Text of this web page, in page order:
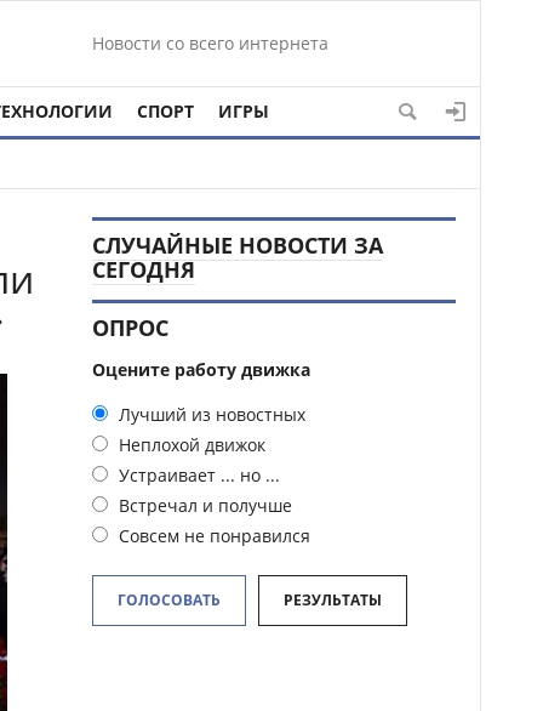
Новости со всего интернета
СПОРТ ИГРЫ
СЛУЧАЙНЫЕ НОВОСТИ ЗА
СЕГОДНЯ
ОПРОС
Оцените работу движка
Лучший из новостных
Неплохой движок
Устраивает ... но ...
Встречал и получше
Совсем не понравился
ГОЛОСОВАТЬ РЕЗУЛЬТАТЫ